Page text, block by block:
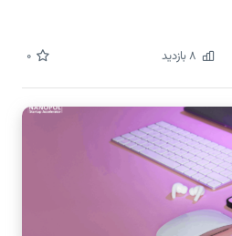
8بازدید 0